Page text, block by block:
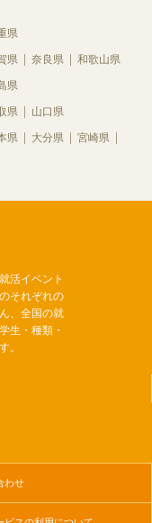
県
県 奈良県 和歌山県
県
県 山口県
県 大分県
宮崎県
活イベント
それぞれの
、全国の就
生・種類・
。
わせ